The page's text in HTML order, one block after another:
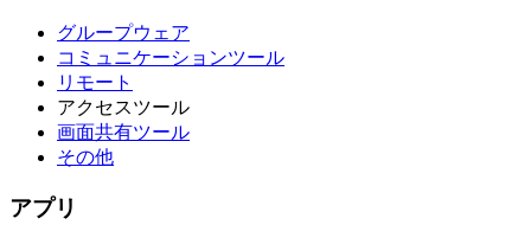
グループウェア
コミュニケーションツール
リモート
アクセスツール
画面共有ツール
その他
アプリ